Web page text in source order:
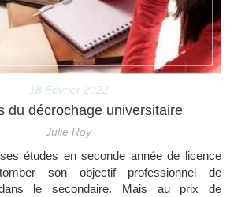
18 Février 2022
du décrochage universitaire
Julie Roy
études en seconde année de licence
son objectif professionnel de
le secondaire. Mais au prix de